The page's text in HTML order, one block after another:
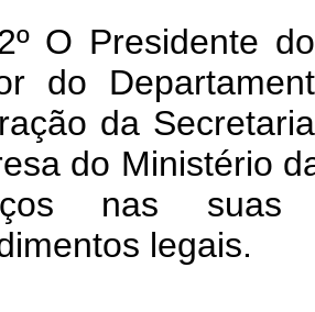
O Presidente
do
da
do Ministério
nas
legais.